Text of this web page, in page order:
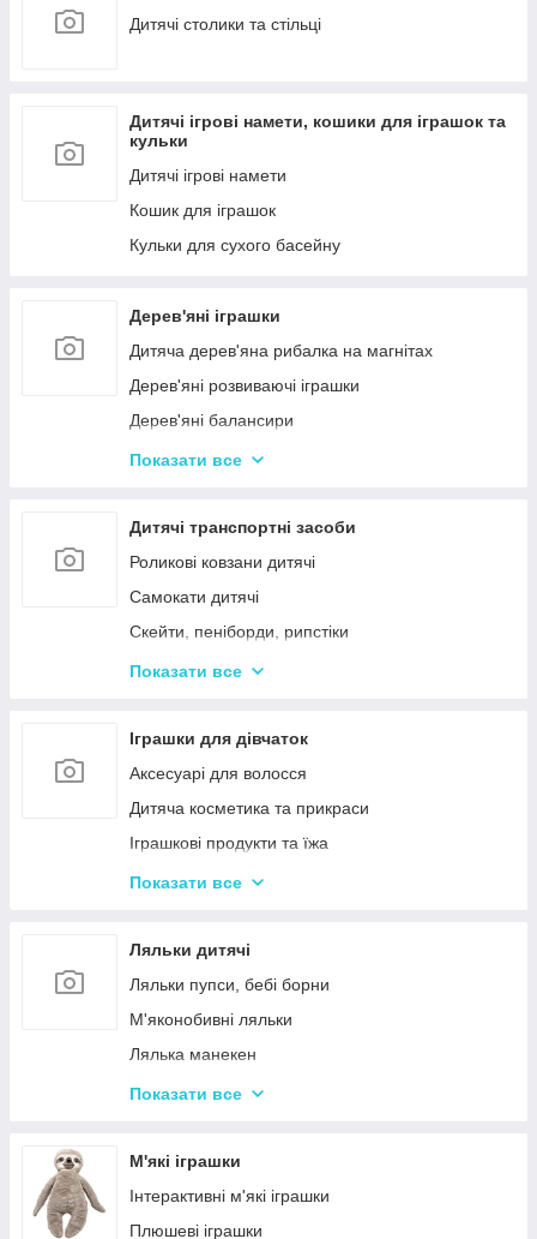
Дитячі столики та стільці
Дитячі ігрові намети, кошики для іграшок та
кульки
Дитячі ігрові намети
Кошик для іграшок
Кульки для сухого басейну
Дерев'яні іграшки
Дитяча дерев'яна рибалка на магнітах
Дерев'яні розвиваючі іграшки
Дерев'яні балансири
Дерев'яні пазли для дорослих
Дерев'яні іграшки-лабіринти
Дерев'яні іграшкові кубики, пірамідки
Дерев'яні іграшки-шнурівки
Дерев'яні дитячі конструктори
Різні дерев'яні іграшки
Показати все
Дитячі транспортні засоби
Роликові ковзани дитячі
Самокати дитячі
Скейти, пеніборди, рипстіки
Каталки та толокари
Показати все
Іграшки для дівчаток
Аксесуарі для волосся
Дитяча косметика та прикраси
Іграшкові продукти та їжа
Іграшковий посуд
Дитячі ігрові набори для прибирання
Дитячі рольові набори лікаря
Дитячий ігровий набір кухня
Дитячий ігровий магазин, касса
Іграшковий салон краси, трюмо
Показати все
Ляльки дитячі
Ляльки пупси, бебі борни
М'яконобивні ляльки
Лялька манекен
Барбі та схожі ляльки
Лялькові будиночки
Візочки для ляльок
Ліжечка для ляльок
Показати все
М'які іграшки
Інтерактивні м'які іграшки
Плюшеві іграшки